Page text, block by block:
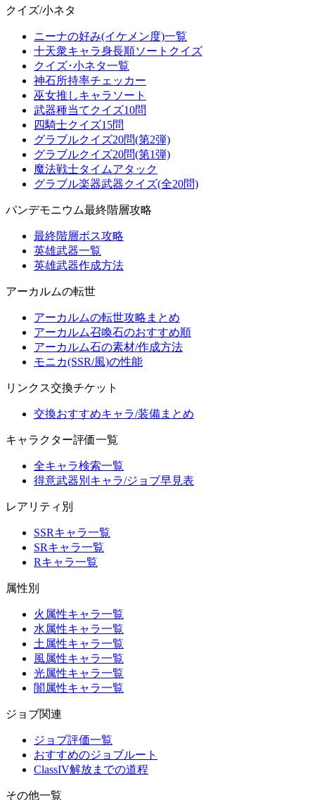
クイズ/小ネタ
ニーナの好み(イケメン度)一覧
十天衆キャラ身長順ソートクイズ
クイズ･小ネタ一覧
神石所持率チェッカー
巫女推しキャラソート
武器種当てクイズ10問
四騎士クイズ15問
グラブルクイズ20問(第2弾)
グラブルクイズ20問(第1弾)
魔法戦士タイムアタック
グラブル楽器武器クイズ(全20問)
パンデモニウム最終階層攻略
最終階層ボス攻略
英雄武器一覧
英雄武器作成方法
アーカルムの転世
アーカルムの転世攻略まとめ
アーカルム召喚石のおすすめ順
アーカルム石の素材/作成方法
モニカ(SSR/風)の性能
リンクス交換チケット
交換おすすめキャラ/装備まとめ
キャラクター評価一覧
全キャラ検索一覧
得意武器別キャラ/ジョブ早見表
レアリティ別
SSRキャラ一覧
SRキャラ一覧
Rキャラ一覧
属性別
火属性キャラ一覧
水属性キャラ一覧
土属性キャラ一覧
風属性キャラ一覧
光属性キャラ一覧
闇属性キャラ一覧
ジョブ関連
ジョブ評価一覧
おすすめのジョブルート
ClassIV解放までの道程
その他一覧